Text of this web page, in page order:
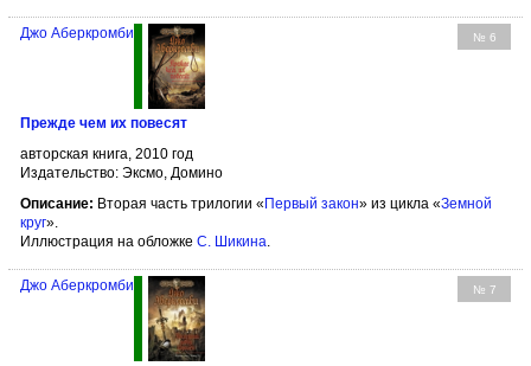
№ 6
Джо Аберкромби
Прежде чем их повесят
авторская книга, 2010 год
Издательство: Эксмо, Домино
Описание: Вторая часть трилогии « Первый закон» из цикла «Земной
круг».
Иллюстрация на обложке С. Шикина.
№ 7
Джо Аберкромби